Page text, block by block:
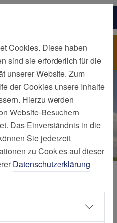
Zentrum
Essen - Zentrum für
gynäkologische
(MVZ)
für
Cookies. Diese haben
sind sie erforderlich für die
unserer Website. Zum
der Cookies unsere Inhalte
Hierzu werden
Website-Besuchern
Das Einverständnis in die
Sie jederzeit
zu Cookies auf dieser
Datenschutzerklärung